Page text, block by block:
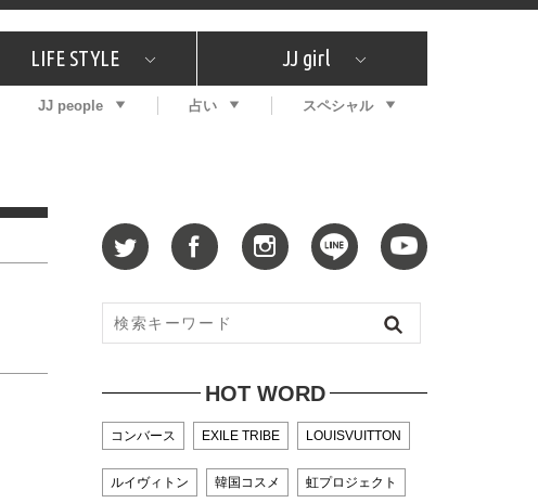
JJスタッフの"それどこの"？ プチプラ プレゼント
コスメ全部試してみた What's NEW？ 特集
LIFE STYLE
JJグルメガイド エンタメ プレゼント
恋愛
JJ girl
特集 おしゃラン！
JJ people 占い スペシャル
HOT WORD
コンバース EXILE TRIBE LOUISVUITTON
ルイヴィトン 韓国コスメ 虹プロジェクト